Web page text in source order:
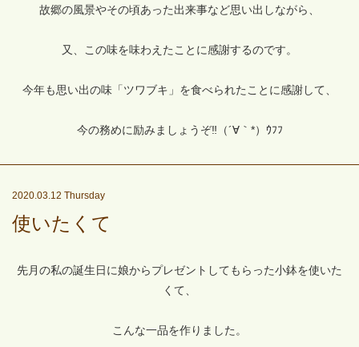
故郷の風景やその頃あった出来事など思い出しながら、
又、この味を味わえたことに感謝するのです。
今年も思い出の味「ツワブキ」を食べられたことに感謝して、
今の務めに励みましょうぞ‼（´∀｀*）ｳﾌﾌ
2020.03.12 Thursday
使いたくて
先月の私の誕生日に娘からプレゼントしてもらった小鉢を使いた
くて、
こんな一品を作りました。